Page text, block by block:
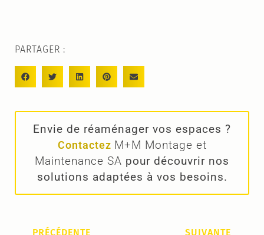
PARTAGER :
Envie de réaménager vos espaces ?
Contactez M+M Montage et
Maintenance SA pour découvrir nos
solutions adaptées à vos besoins.
PRÉCÉDENTE SUIVANTE